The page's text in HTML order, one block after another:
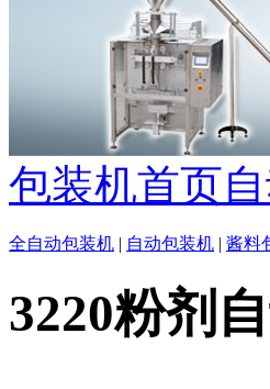
包装机首页
全自动包装机 | 自动包装机 | 酱料
3220粉剂